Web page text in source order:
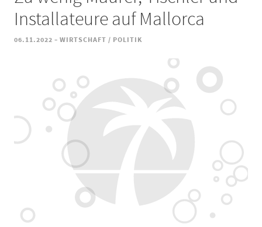
Installateure auf Mallorca
06.11.2022 - WIRTSCHAFT / POLITIK